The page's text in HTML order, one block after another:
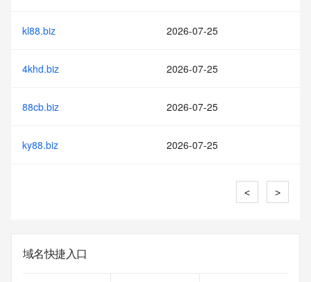
kl88.biz 2026-07-25
4khd.biz 2026-07-25
88cb.biz 2026-07-25
ky88.biz 2026-07-25
< >
域名快捷入口